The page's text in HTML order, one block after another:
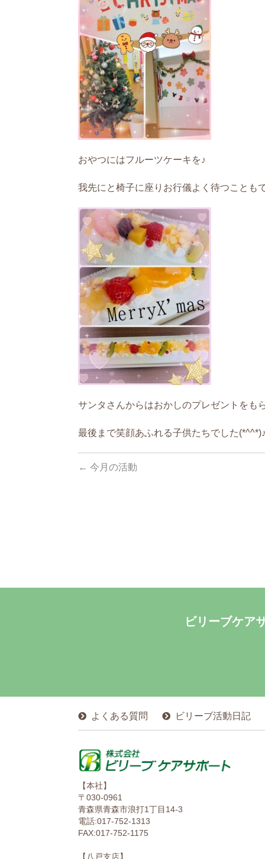
おやつにはフルーツケーキを♪
我先にと椅子に座りお行儀よく待つことも
サンタさんからはおかしのプレゼントをも
最後まで笑顔あふれる子供たちでした
← 今月の活動
ビリーブケア
よくある質問 ビリーブ活動日記
【本社】
〒030-0961
青森県青森市浪打1丁目14-3
電話:017-752-1313
FAX:017-752-1175
【八戸支店】